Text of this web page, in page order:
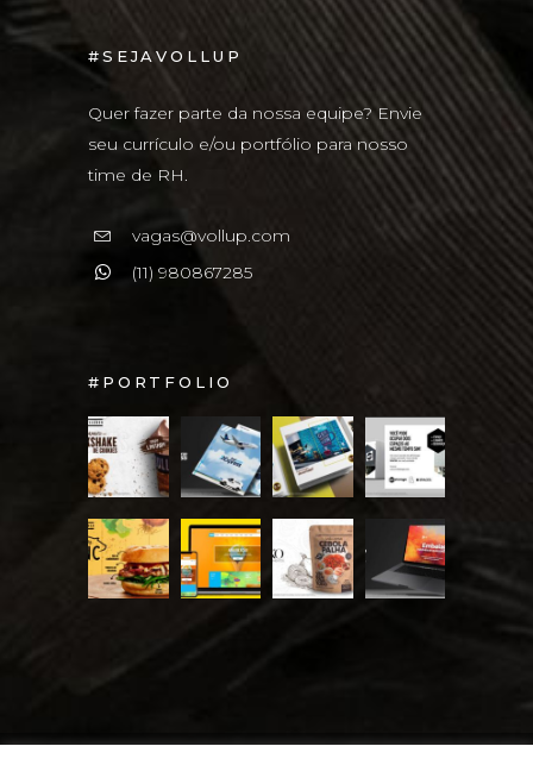
#SEJAVOLLUP
Quer fazer parte da nossa equipe? Envie
seu currículo e/ou portfólio para nosso
time de RH.
vagas@vollup.com
(11) 980867285
#PORTFOLIO